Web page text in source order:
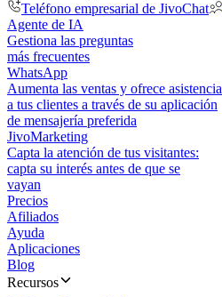
Teléfono empresarial de JivoChat
Agente de IA
Gestiona las preguntas
más frecuentes
WhatsApp
Aumenta las ventas y ofrece asistencia
a tus clientes a través de su aplicación
de mensajería preferida
JivoMarketing
Capta la atención de tus visitantes:
capta su interés antes de que se
vayan
Precios
Afiliados
Ayuda
Aplicaciones
Blog
Recursos